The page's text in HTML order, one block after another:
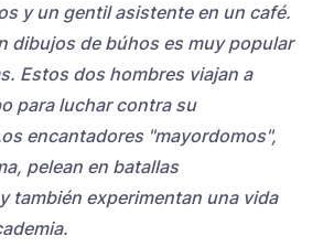
y un gentil asistente en un café.
dibujos de búhos es muy popular
Estos dos hombres viajan a
para luchar contra su
encantadores "mayordomos",
pelean en batallas
también experimentan una vida